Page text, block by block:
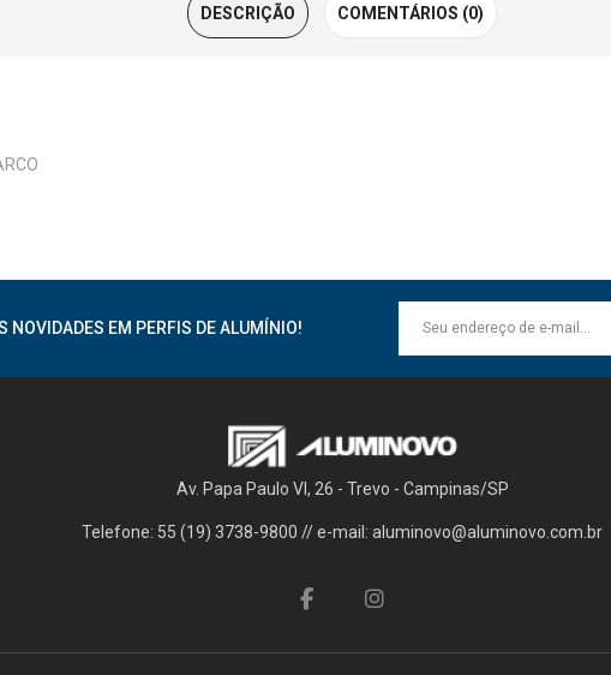
DESCRIÇÃO COMENTÁRIOS (0)
NOVIDADES EM PERFIS DE ALUMÍNIO!
Av. Papa Paulo VI, 26 - Trevo - Campinas/SP
Telefone: 55 (19) 3738-9800 // e-mail: aluminovo@aluminovo.com.br